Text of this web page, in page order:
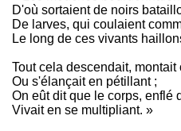
D'où sortaient de noirs
De larves, qui coulaient
Le long de ces vivants
Tout cela descendait, montait
Ou s'élançait en pétillant ;
On eût dit que le corps, enflé
Vivait en se multipliant. »